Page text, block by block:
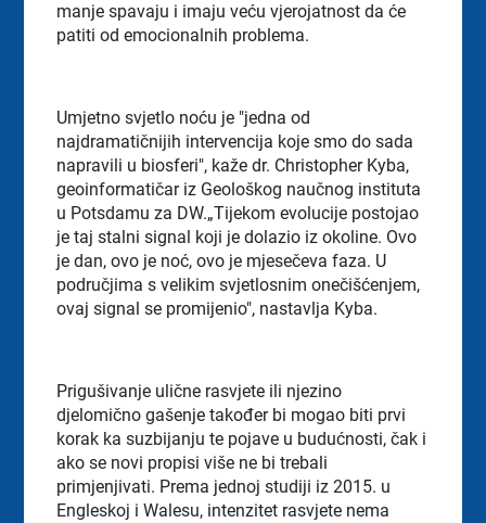
manje spavaju i imaju veću vjerojatnost da će
patiti od emocionalnih problema.
Umjetno svjetlo noću je "jedna od
najdramatičnijih intervencija koje smo do sada
napravili u biosferi", kaže dr. Christopher Kyba,
geoinformatičar iz Geološkog naučnog instituta
u Potsdamu za DW.„Tijekom evolucije postojao
je taj stalni signal koji je dolazio iz okoline. Ovo
je dan, ovo je noć, ovo je mjesečeva faza. U
područjima s velikim svjetlosnim onečišćenjem,
ovaj signal se promijenio", nastavlja Kyba.
Prigušivanje ulične rasvjete ili njezino
djelomično gašenje također bi mogao biti prvi
korak ka suzbijanju te pojave u budućnosti, čak i
ako se novi propisi više ne bi trebali
primjenjivati. Prema jednoj studiji iz 2015. u
Engleskoj i Walesu, intenzitet rasvjete nema